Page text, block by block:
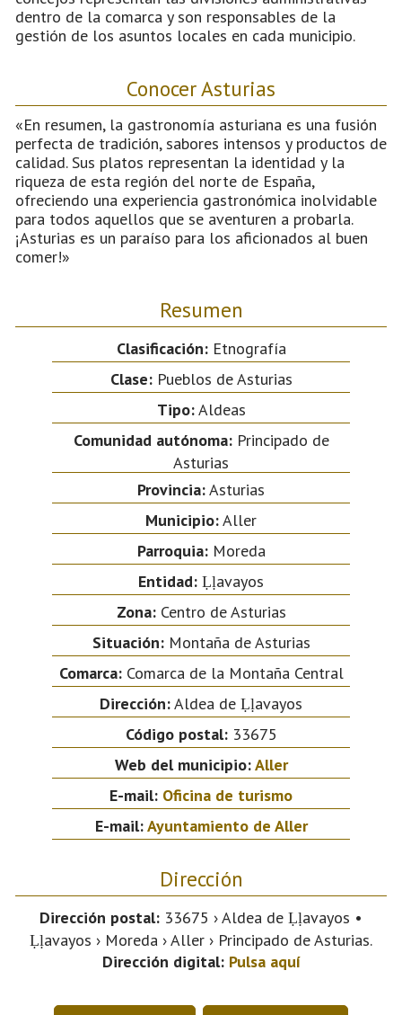
dentro de la comarca y son responsables de la
gestión de los asuntos locales en cada municipio.
Conocer Asturias
«En resumen, la gastronomía asturiana es una fusión
perfecta de tradición, sabores intensos y productos de
calidad. Sus platos representan la identidad y la
riqueza de esta región del norte de España,
ofreciendo una experiencia gastronómica inolvidable
para todos aquellos que se aventuren a probarla.
¡Asturias es un paraíso para los aficionados al buen
comer!»
Resumen
Clasificación:Etnografía
Clase:Pueblos de Asturias
Tipo:Aldeas
Comunidad autónoma:Principado de
Asturias
Provincia:Asturias
Municipio:Aller
Parroquia:Moreda
Entidad: Ḷḷavayos
Zona:Centro de Asturias
Situación:Montaña de Asturias
Comarca:Comarca de la Montaña Central
Dirección:Aldea de Ḷḷavayos
Código postal:33675
Web del municipio:Aller
E-mail: Oficina de turismo
E-mail:Ayuntamiento de Aller
Dirección
Dirección postal: 33675 › Aldea de Ḷḷavayos •
Ḷḷavayos › Moreda › Aller › Principado de Asturias.
Dirección digital: Pulsa aquí